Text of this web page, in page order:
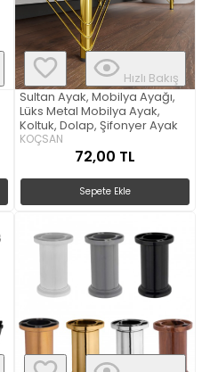
Hızlı Bakış
Sultan Ayak, Mobilya Ayağı,
Lüks Metal Mobilya Ayak,
Koltuk, Dolap, Şifonyer Ayak
KOÇSAN
72,00 TL
Sepete Ekle